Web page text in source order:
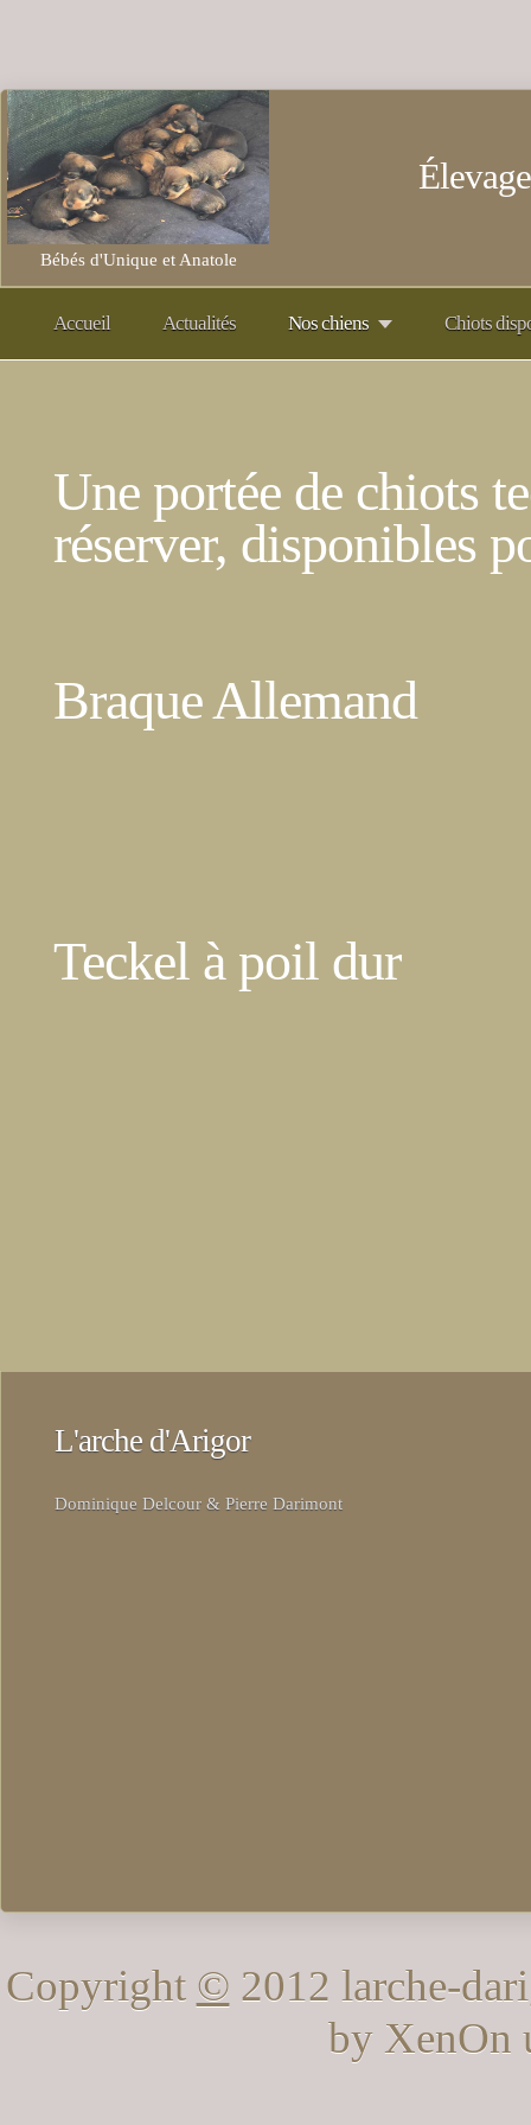
Bébés d'Unique et Anatole
Accueil Actualités Nos chiens Chiots
Une portée de chiots
réserver, disponibles
Braque Allemand
Teckel à poil dur
L'arche d'Arigor
Dominique Delcour & Pierre Darimont
Copyright © 2012 larche-
by XenOn